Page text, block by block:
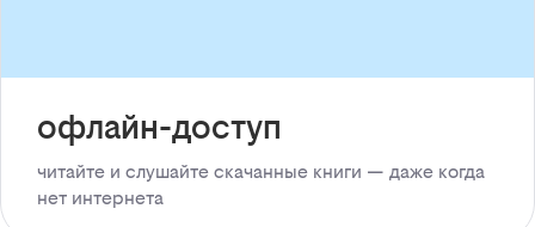
офлайн-доступ
читайте и слушайте скачанные книги — даже когда
нет интернета